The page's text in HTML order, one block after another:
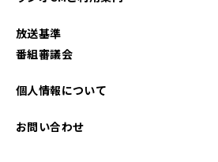
放送基準
番組審議会
個人情報について
お問い合わせ